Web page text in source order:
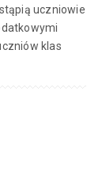
uczniowie
klas